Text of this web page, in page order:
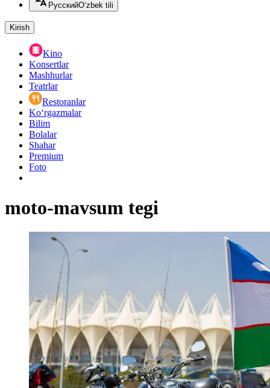
РусскийO‘zbek tili
Kirish
Kino
Konsertlar
Mashhurlar
Teatrlar
Restoranlar
Ko‘rgazmalar
Bilim
Bolalar
Shahar
Premium
Foto
moto-mavsum tegi